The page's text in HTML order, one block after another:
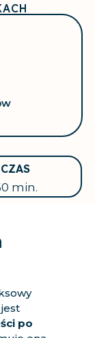
CZAS
min.
po